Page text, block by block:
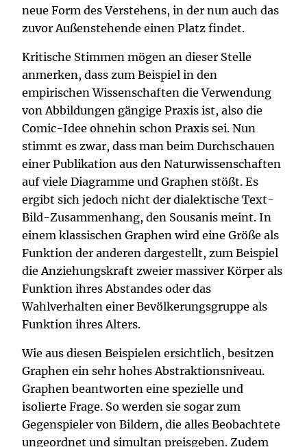
neue Form des Verstehens, in der nun auch das
zuvor Außenstehende einen Platz findet.
Kritische Stimmen mögen an dieser Stelle
anmerken, dass zum Beispiel in den
empirischen Wissenschaften die Verwendung
von Abbildungen gängige Praxis ist, also die
Comic-Idee ohnehin schon Praxis sei. Nun
stimmt es zwar, dass man beim Durchschauen
einer Publikation aus den Naturwissenschaften
auf viele Diagramme und Graphen stößt. Es
ergibt sich jedoch nicht der dialektische Text-
Bild-Zusammenhang, den Sousanis meint. In
einem klassischen Graphen wird eine Größe als
Funktion der anderen dargestellt, zum Beispiel
die Anziehungskraft zweier massiver Körper als
Funktion ihres Abstandes oder das
Wahlverhalten einer Bevölkerungsgruppe als
Funktion ihres Alters.
Wie aus diesen Beispielen ersichtlich, besitzen
Graphen ein sehr hohes Abstraktionsniveau.
Graphen beantworten eine spezielle und
isolierte Frage. So werden sie sogar zum
Gegenspieler von Bildern, die alles Beobachtete
ungeordnet und simultan preisgeben. Zudem